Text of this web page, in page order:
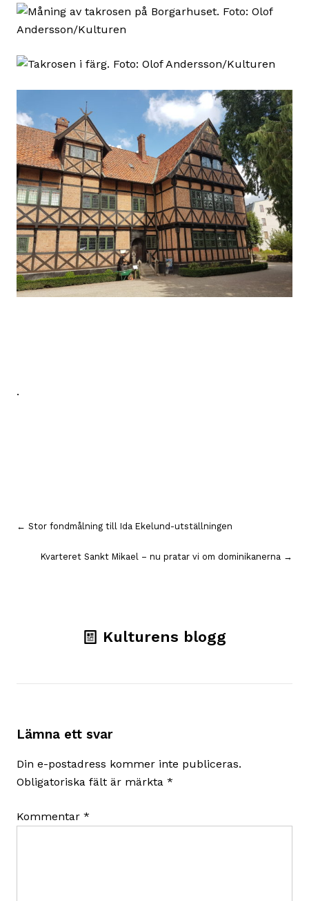
.
Inläggsnavigering
← Stor fondmålning till Ida Ekelund-utställningen
Kvarteret Sankt Mikael – nu pratar vi om dominikanerna →
Kulturens blogg
Lämna ett svar
Din e-postadress kommer inte publiceras.
Obligatoriska fält är märkta *
Kommentar *